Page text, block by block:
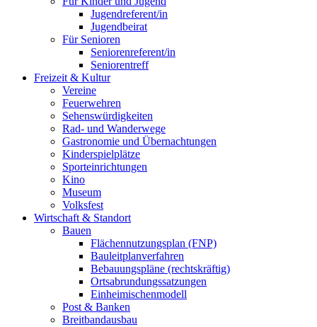
Jugendreferent/in
Jugendbeirat
Für Senioren
Seniorenreferent/in
Seniorentreff
Freizeit & Kultur
Vereine
Feuerwehren
Sehenswürdigkeiten
Rad- und Wanderwege
Gastronomie und Übernachtungen
Kinderspielplätze
Sporteinrichtungen
Kino
Museum
Volksfest
Wirtschaft & Standort
Bauen
Flächennutzungsplan (FNP)
Bauleitplanverfahren
Bebauungspläne (rechtskräftig)
Ortsabrundungssatzungen
Einheimischenmodell
Post & Banken
Breitbandausbau